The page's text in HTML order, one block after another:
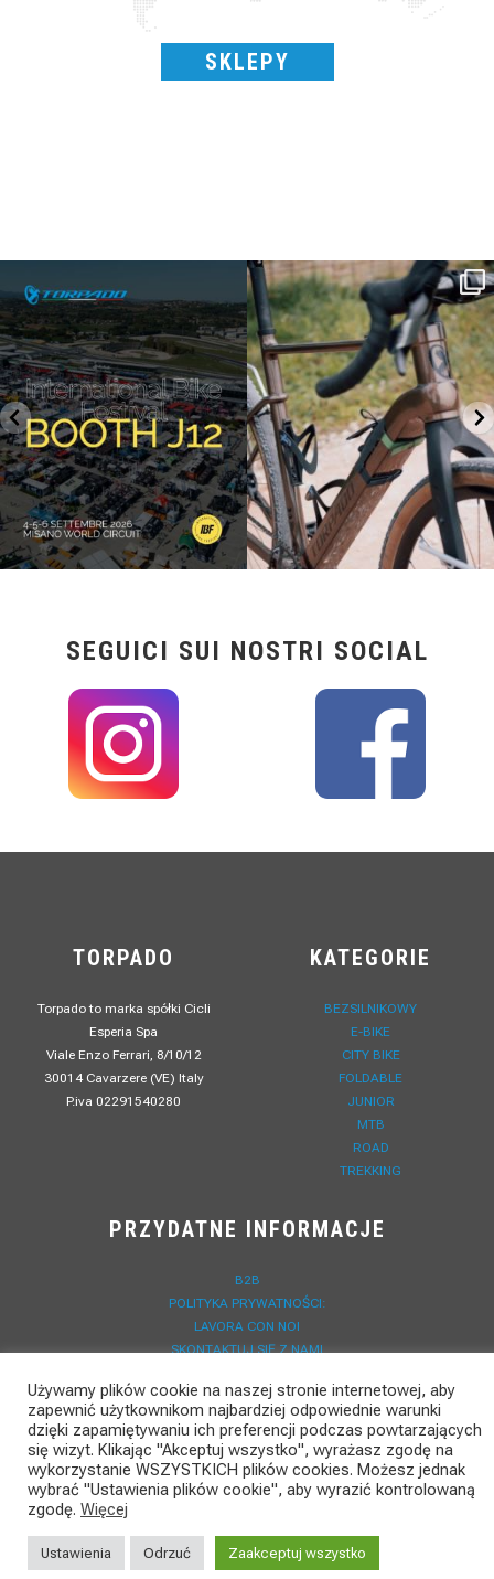
SKLEPY
IBF sta per...
17 1
Kepler R è la gravel pensata per affrontare
lunghe...
27 0
SEGUICI SUI NOSTRI SOCIAL
TORPADO
Torpado to marka spółki Cicli
Esperia Spa
Viale Enzo Ferrari, 8/10/12
30014 Cavarzere (VE) Italy
P.iva 02291540280
KATEGORIE
BEZSILNIKOWY
E-BIKE
CITY BIKE
FOLDABLE
JUNIOR
MTB
ROAD
TREKKING
PRZYDATNE INFORMACJE
B2B
POLITYKA PRYWATNOŚCI:
LAVORA CON NOI
SKONTAKTUJ SIĘ Z NAMI
AKTUALNOŚCI
REJESTRACJA GWARANCJI
Używamy plików cookie na naszej stronie internetowej, aby
zapewnić użytkownikom najbardziej odpowiednie warunki
dzięki zapamiętywaniu ich preferencji podczas powtarzających
się wizyt. Klikając "Akceptuj wszystko", wyrażasz zgodę na
wykorzystanie WSZYSTKICH plików cookies. Możesz jednak
wybrać "Ustawienia plików cookie", aby wyrazić kontrolowaną
zgodę. Więcej
Ustawienia Odrzuć Zaakceptuj wszystko